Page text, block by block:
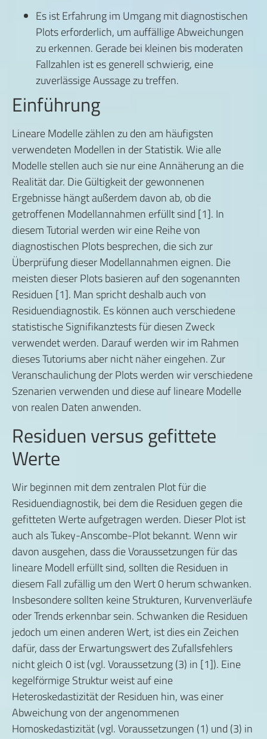
Es ist Erfahrung im Umgang mit diagnostischen
Plots erforderlich, um auffällige Abweichungen
zu erkennen. Gerade bei kleinen bis moderaten
Fallzahlen ist es generell schwierig, eine
zuverlässige Aussage zu treffen.
Einführung
Lineare Modelle zählen zu den am häufigsten
verwendeten Modellen in der Statistik. Wie alle
Modelle stellen auch sie nur eine Annäherung an die
Realität dar. Die Gültigkeit der gewonnenen
Ergebnisse hängt außerdem davon ab, ob die
getroffenen Modellannahmen erfüllt sind [1]. In
diesem Tutorial werden wir eine Reihe von
diagnostischen Plots besprechen, die sich zur
Überprüfung dieser Modellannahmen eignen. Die
meisten dieser Plots basieren auf den sogenannten
Residuen [1]. Man spricht deshalb auch von
Residuendiagnostik. Es können auch verschiedene
statistische Signifikanztests für diesen Zweck
verwendet werden. Darauf werden wir im Rahmen
dieses Tutoriums aber nicht näher eingehen. Zur
Veranschaulichung der Plots werden wir verschiedene
Szenarien verwenden und diese auf lineare Modelle
von realen Daten anwenden.
Residuen versus gefittete
Werte
Wir beginnen mit dem zentralen Plot für die
Residuendiagnostik, bei dem die Residuen gegen die
gefitteten Werte aufgetragen werden. Dieser Plot ist
auch als Tukey-Anscombe-Plot bekannt. Wenn wir
davon ausgehen, dass die Voraussetzungen für das
lineare Modell erfüllt sind, sollten die Residuen in
diesem Fall zufällig um den Wert 0 herum schwanken.
Insbesondere sollten keine Strukturen, Kurvenverläufe
oder Trends erkennbar sein. Schwanken die Residuen
jedoch um einen anderen Wert, ist dies ein Zeichen
dafür, dass der Erwartungswert des Zufallsfehlers
nicht gleich 0 ist (vgl. Voraussetzung (3) in [1]). Eine
kegelförmige Struktur weist auf eine
Heteroskedastizität der Residuen hin, was einer
Abweichung von der angenommenen
Homoskedastizität (vgl. Voraussetzungen (1) und (3) in